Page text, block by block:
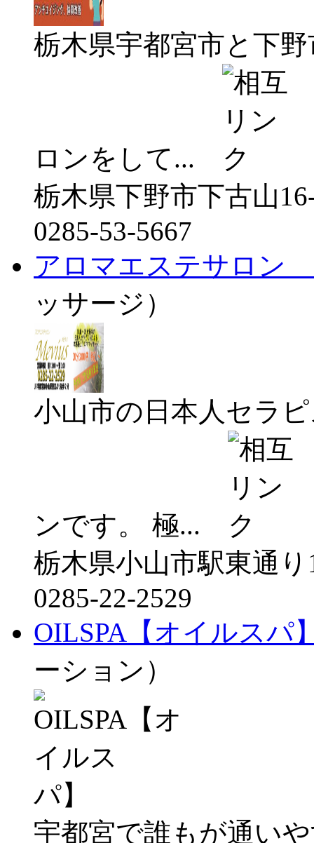
栃木県宇都宮市と下
ロンをして...
栃木県下野市下古山
0285-53-5667
アロマエステサロン
ッサージ）
小山市の日本人セラ
ンです。 極...
栃木県小山市駅東通
0285-22-2529
OILSPA【オイルスパ
ーション）
宇都宮で誰もが通い